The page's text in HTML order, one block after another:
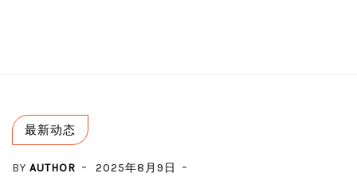
最新动态
BY AUTHOR 2025年8月9日